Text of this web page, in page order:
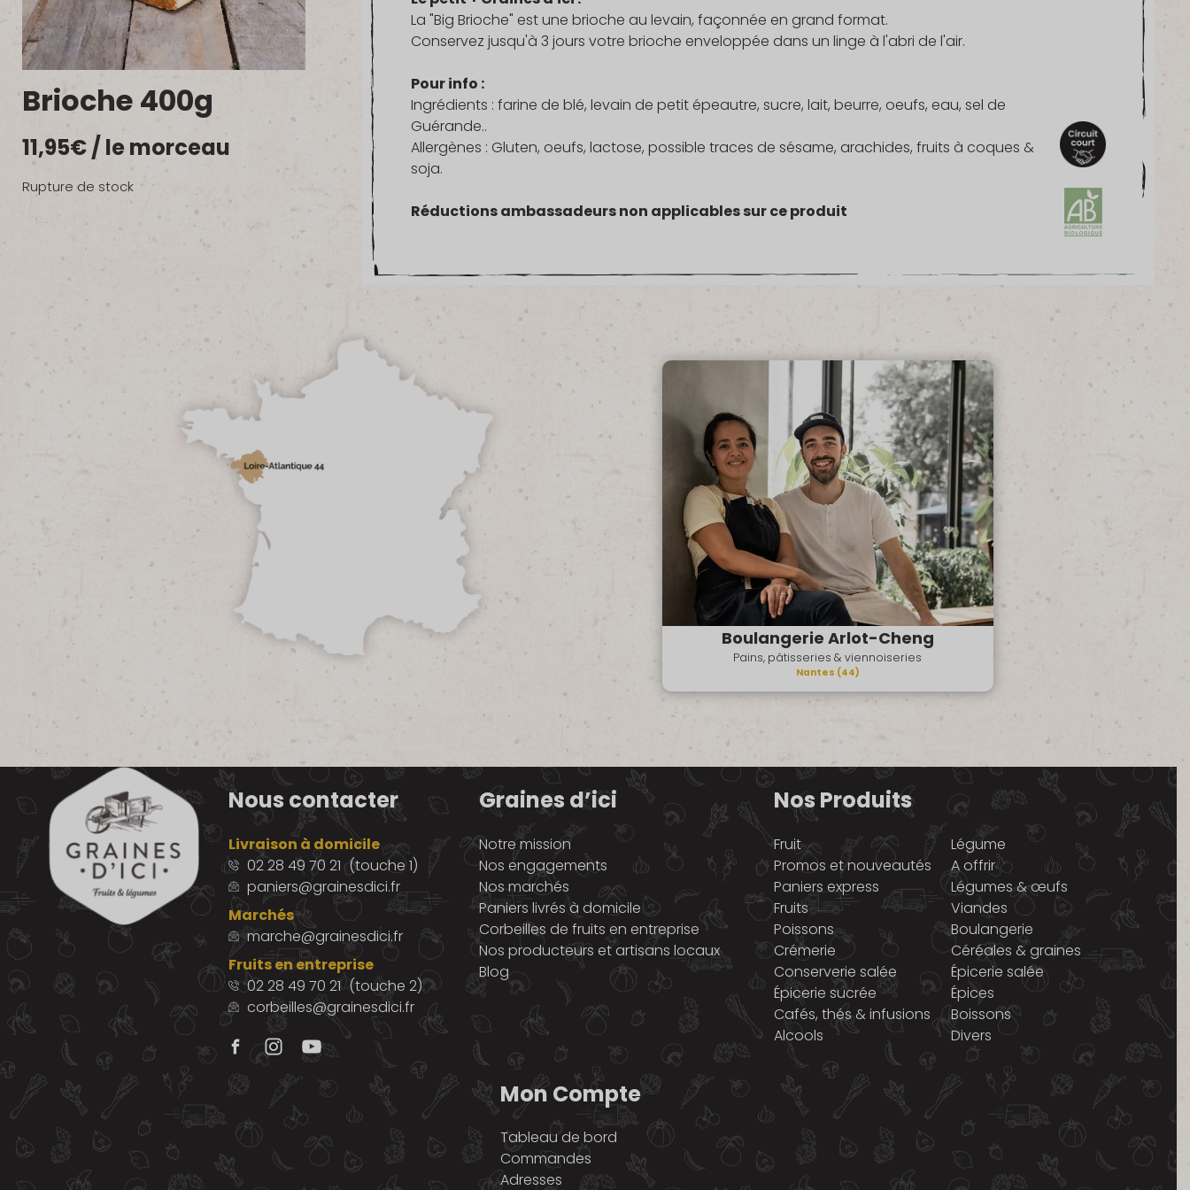
Brioche 400g
11,95€/ le morceau
Rupture de stock
La "Big Brioche" est une brioche au levain, façonnée en grand format.
Conservez jusqu'à 3 jours votre brioche enveloppée dans un linge à l'abri de l'air.
Pour info :
Ingrédients : farine de blé, levain de petit épeautre, sucre, lait, beurre, oeufs, eau, sel de
Guérande..
Allergènes : Gluten, oeufs, lactose, possible traces de sésame, arachides, fruits à coques &
soja.
Réductions ambassadeurs non applicables sur ce produit
Boulangerie Arlot-Cheng
Pains, pâtisseries & viennoiseries
Nantes (44)
Nous contacter
Livraison à domicile
02 28 49 70 21 (touche 1)
paniers@grainesdici.fr
Marchés
marche@grainesdici.fr
Fruits en entreprise
02 28 49 70 21 (touche 2)
corbeilles@grainesdici.fr
Graines d’ici
Notre mission
Nos engagements
Nos marchés
Paniers livrés à domicile
Corbeilles de fruits en entreprise
Nos producteurs et artisans locaux
Blog
Nos Produits
Fruit
Légume
Promos et nouveautés
A offrir
Paniers express
Légumes & œufs
Fruits
Viandes
Poissons
Boulangerie
Crémerie
Céréales & graines
Conserverie salée
Épicerie salée
Épicerie sucrée
Épices
Cafés, thés & infusions
Boissons
Alcools
Divers
Mon Compte
Tableau de bord
Commandes
Adresses